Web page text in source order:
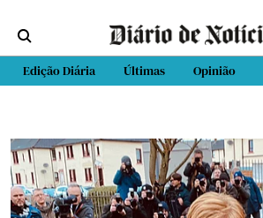
Edição Diária Últimas Opinião